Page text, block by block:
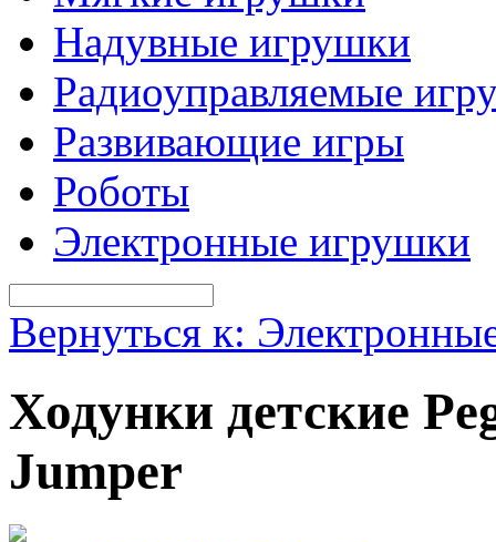
Надувные игрушки
Радиоуправляемые
Развивающие игры
Роботы
Электронные игрушки
Вернуться к:
Ходунки детские
Jumper